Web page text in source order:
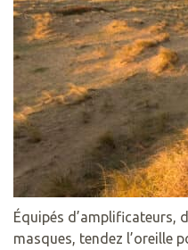
Équipés d’amplificateurs,
masques, tendez l’oreille